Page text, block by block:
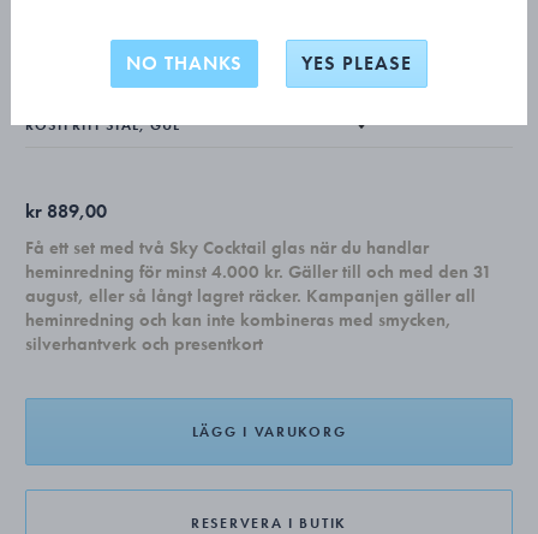
MINIPHANT, Vanilla Bean
kr 889,00
Få ett set med två Sky Cocktail glas när du handlar
heminredning för minst 4.000 kr. Gäller till och med den 31
august, eller så långt lagret räcker. Kampanjen gäller all
heminredning och kan inte kombineras med smycken,
silverhantverk och presentkort
LÄGG I VARUKORG
RESERVERA I BUTIK
NO THANKS YES PLEASE